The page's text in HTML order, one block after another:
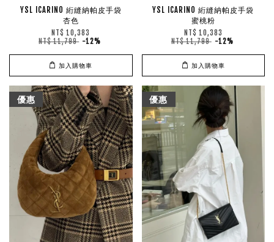
YSL ICARINO 絎縫納帕皮手袋
杏色
NT$ 10,383
NT$ 11,799 -12%
加入購物車
YSL ICARINO 絎縫納帕皮手袋
蜜桃粉
NT$ 10,383
NT$ 11,799 -12%
加入購物車
優惠 優惠